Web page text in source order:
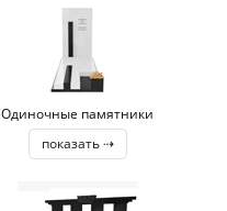
Одиночные памятники
показать ⇢